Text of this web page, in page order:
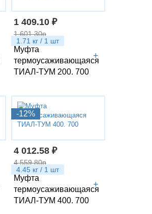
1.71 кг / 1 шт
1 409.10 ₽
+
1 601.30р
Муфта
термоусаживающаяся
ТИАЛ-ТУМ 200. 700
-12%
4.45 кг / 1 шт
4 012.58 ₽
+
4 559.80р
Муфта
термоусаживающаяся
ТИАЛ-ТУМ 400. 700